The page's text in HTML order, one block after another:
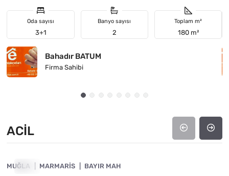
Oda sayısı
3+1
Banyo sayısı
2
Toplam m²
180 m²
Bahadır BATUM
Firma Sahibi
ACIL
ACIL
MUĞLA MARMARIS BAYIR MAH